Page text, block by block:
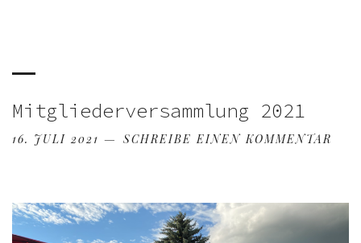
Mitgliederversammlung 2021
16. JULI 2021 SCHREIBE EINEN KOMMENTAR